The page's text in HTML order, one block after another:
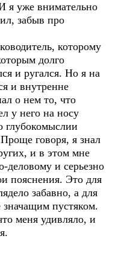
я уже внимательно
забыв про
которому
долго
и ругался. Но я на
и внутренне
о нем то, что
у него на носу
глубокомыслии
говоря, я знал
и в этом мне
деловому и серьезно
пояснения. Это для
забавно, а для
значащим пустяком.
меня удивляло, и